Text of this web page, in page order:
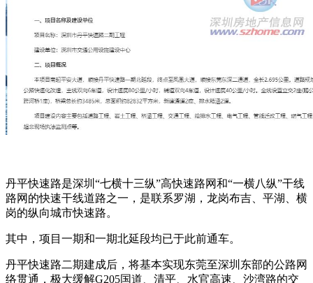
丹平快速路是深圳“七横十三纵”高快速路网和“一横八纵”干线
路网的快速干线道路之一，是联系罗湖，龙岗布吉、平湖、横
岗的纵向城市快速路。
其中，项目一期和一期北延段均已于此前通车。
丹平快速路二期建成后，将基本实现东莞至深圳东部的公路网
络贯通，极大缓解G205国道、清平、水官高速、沙湾路的交